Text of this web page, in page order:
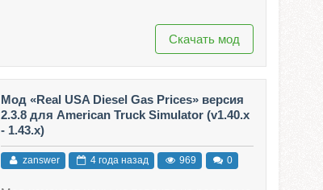
Скачать мод
Мод «Real USA Diesel Gas Prices» версия
2.3.8 для American Truck Simulator (v1.40.x
- 1.43.x)
zanswer 4 года назад 969 0